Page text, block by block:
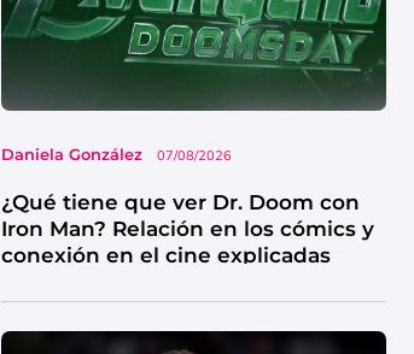
Daniela González 07/08/2026
¿Qué tiene que ver Dr. Doom con
Iron Man? Relación en los cómics y
conexión en el cine explicadas